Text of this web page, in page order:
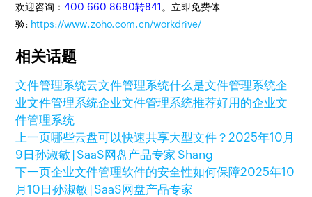
欢迎咨询：400-660-8680转841 。立即免费体
验: https://www.zoho.com.cn/workdrive/
相关话题
文件管理系统云文件管理系统什么是文件管理系统企
业文件管理系统企业文件管理系统推荐好用的企业文
件管理系统
上一页哪些云盘可以快速共享大型文件？2025年10月
9日孙淑敏 | SaaS网盘产品专家 Shang
下一页企业文件管理软件的安全性如何保障2025年10
月10日孙淑敏 | SaaS网盘产品专家